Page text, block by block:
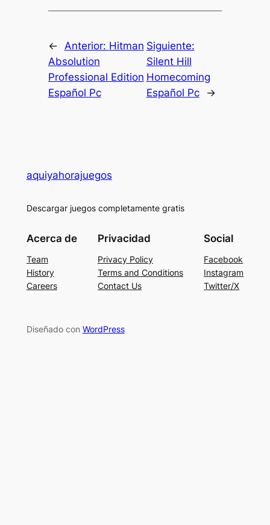
← Anterior: Hitman
Absolution
Professional Edition
Español Pc
Siguiente:
Silent Hill
Homecoming
Español Pc
→
aquiyahorajuegos
Descargar juegos completamente gratis
Acerca de
Team
History
Careers
Privacidad
Privacy Policy
Terms and Conditions
Contact Us
Social
Facebook
Instagram
Twitter/X
Diseñado con WordPress